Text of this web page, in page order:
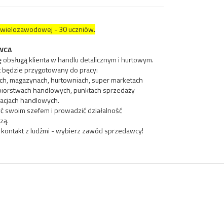
- 30 uczniów.
obsługą klienta w handlu detalicznym i hurtowym.
przygotowany do pracy:
magazynach, hurtowniach, super marketach
handlowych, punktach sprzedaży
handlowych.
swoim szefem i prowadzić działalność
kontakt z ludźmi - wybierz zawód sprzedawcy!